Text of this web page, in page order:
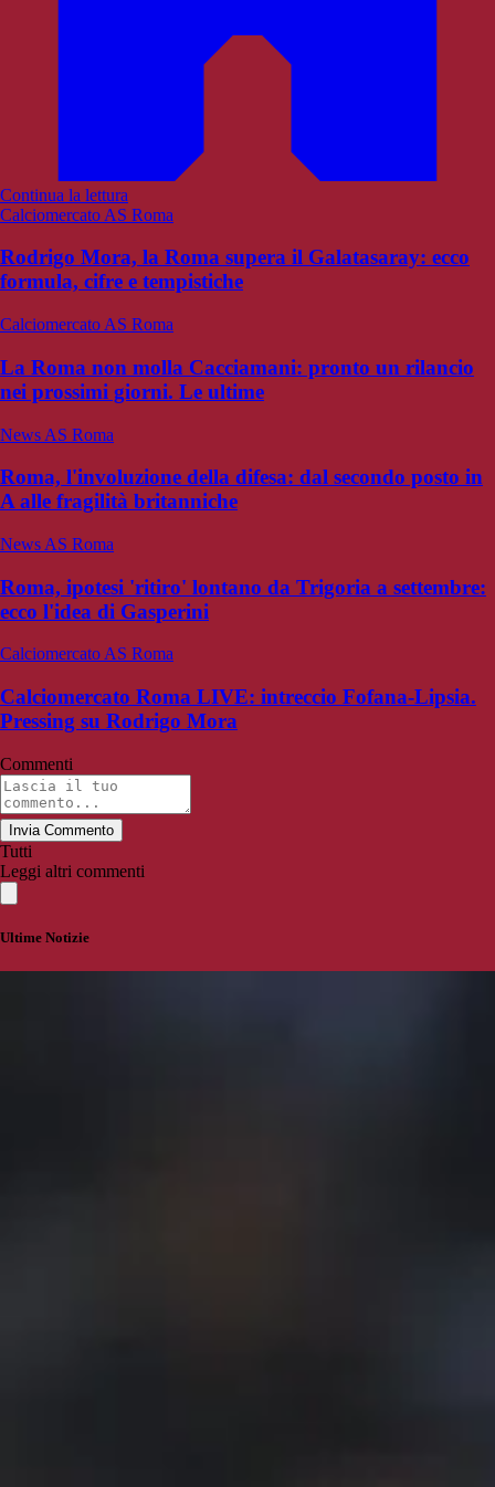
Continua la lettura
Calciomercato AS Roma
Rodrigo Mora, la Roma supera il Galatasaray: ecco
formula, cifre e tempistiche
Calciomercato AS Roma
La Roma non molla Cacciamani: pronto un rilancio
nei prossimi giorni. Le ultime
News AS Roma
Roma, l'involuzione della difesa: dal secondo posto in
A alle fragilità britanniche
News AS Roma
Roma, ipotesi 'ritiro' lontano da Trigoria a settembre:
ecco l'idea di Gasperini
Calciomercato AS Roma
Calciomercato Roma LIVE: intreccio Fofana-Lipsia.
Pressing su Rodrigo Mora
Commenti
Invia Commento
Tutti
Leggi altri commenti
Ultime Notizie